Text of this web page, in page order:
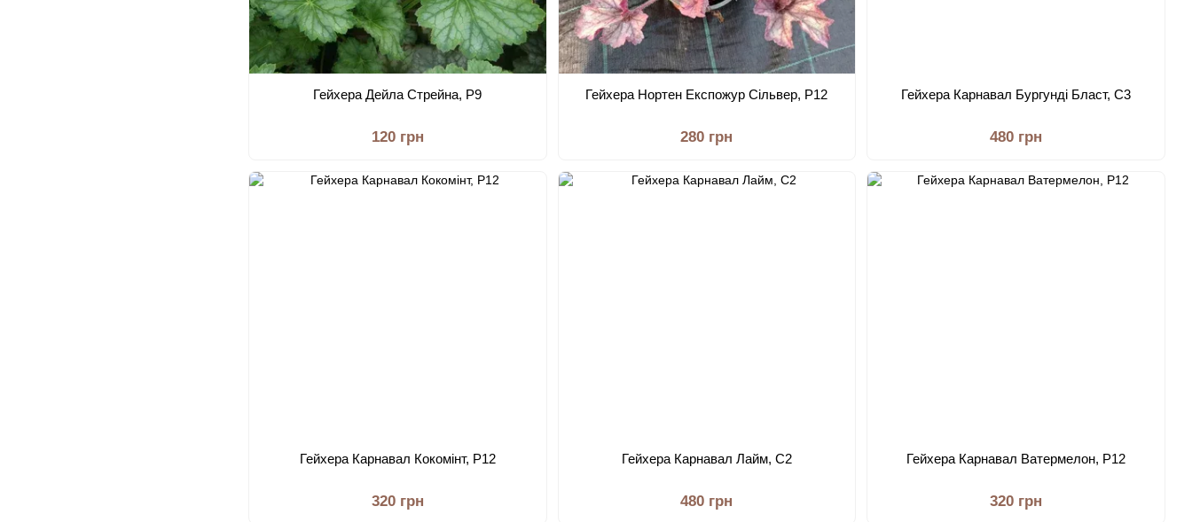
Гейхера Дейла Стрейна, Р9
120 грн
Гейхера Нортен Експожур Сільвер, Р12
280 грн
Гейхера Карнавал Бургунді Бласт, С3
480 грн
Гейхера Карнавал Кокомінт, Р12
320 грн
Гейхера Карнавал Лайм, С2
480 грн
Гейхера Карнавал Ватермелон, Р12
320 грн